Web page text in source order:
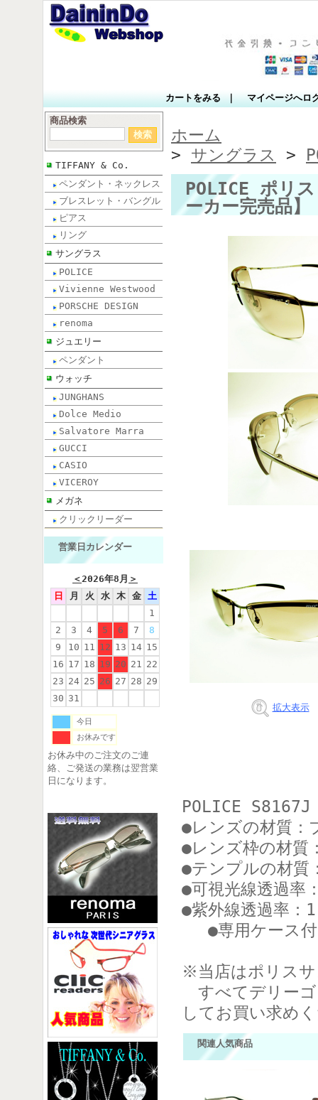
カートをみる マイページへロ
商品検索
TIFFANY & Co.
ペンダント・ネックレス
ブレスレット・バングル
ピアス
リング
サングラス
POLICE
Vivienne Westwood
PORSCHE DESIGN
renoma
ジュエリー
ペンダント
ウォッチ
JUNGHANS
Dolce Medio
Salvatore Marra
GUCCI
CASIO
VICEROY
メガネ
クリックリーダー
営業日カレンダー
＜2026年8月 ＞
日
月 火 水 木 金
土
1
2
3 4 5 6 7
8
9
10 11 12 13 14 15
16 17 18 19 20 21 22
23 24 25 26 27 28 29
30 31
今日
お休みです
お休み中のご注文のご連
絡、ご発送の業務は翌営業
日になります。
ホーム
> サングラス >
POLICE ポリ
ーカー完売品
拡大表示
POLICE
●レンズの材質
●レンズ枠の材質
●テンプルの材質
●可視光線透過率
●紫外線透過率：
●専用ケース付
※当店はポリス
すべてデリー
してお買い求め
関連人気商品